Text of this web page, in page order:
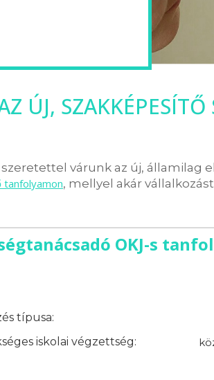
ÚJ,
várunk az új, államilag
, mellyel akár
OKJ-s
típusa:
iskolai végzettség: